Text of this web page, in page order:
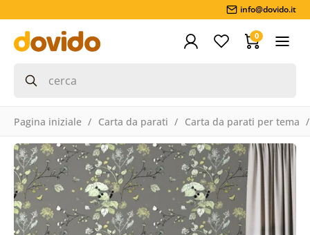
info@dovido.it
0
Pagina iniziale Carta da parati Carta da parati per tema